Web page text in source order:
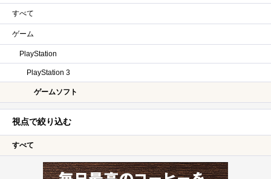
すべて
ゲーム
PlayStation
PlayStation 3
ゲームソフト
視点で絞り込む
すべて